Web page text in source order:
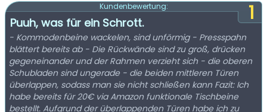
1
Kundenbewertung:
Puuh, was für ein Schrott.
- Kommodenbeine wackelen, sind unförmig - Pressspahn
blättert bereits ab - Die Rückwände sind zu groß, drücken
gegeneinander und der Rahmen verzieht sich - die oberen
Schubladen sind ungerade - die beiden mittleren Türen
überlappen, sodass man sie nicht schließen kann Fazit: Ich
habe bereits für 20€ via Amazon funktionale Tischbeine
bestellt. Aufgrund der überlappenden Türen habe ich zu